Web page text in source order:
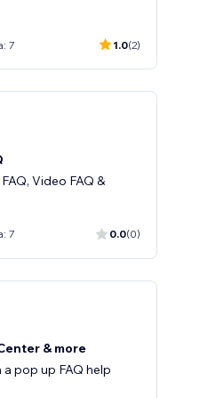
7 1.0(2)
Video FAQ &
7 0.0(0)
& more
pop up FAQ help